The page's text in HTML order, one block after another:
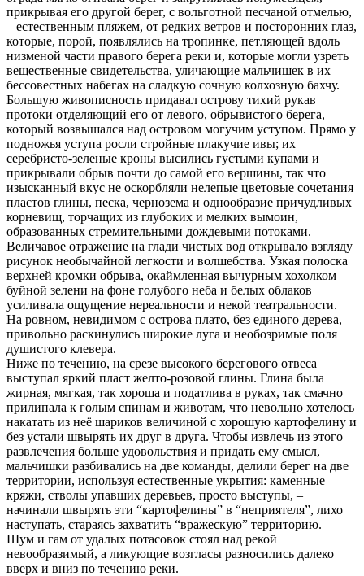
прикрывая его другой берег, с вольготной песчаной отмелью,
– естественным пляжем, от редких ветров и посторонних глаз,
которые, порой, появлялись на тропинке, петляющей вдоль
низменой части правого берега реки и, которые могли узреть
вещественные свидетельства, уличающие мальчишек в их
бессовестных набегах на сладкую сочную колхозную бахчу.
Большую живописность придавал острову тихий рукав
протоки отделяющий его от левого, обрывистого берега,
который возвышался над островом могучим уступом. Прямо у
подножья уступа росли стройные плакучие ивы; их
серебристо-зеленые кроны высились густыми купами и
прикрывали обрыв почти до самой его вершины, так что
изысканный вкус не оскорбляли нелепые цветовые сочетания
пластов глины, песка, чернозема и однообразие причудливых
корневищ, торчащих из глубоких и мелких вымоин,
образованных стремительными дождевыми потоками.
Величавое отражение на глади чистых вод открывало взгляду
рисунок необычайной легкости и волшебства. Узкая полоска
верхней кромки обрыва, окаймленная вычурным хохолком
буйной зелени на фоне голубого неба и белых облаков
усиливала ощущение нереальности и некой театральности.
На ровном, невидимом с острова плато, без единого дерева,
привольно раскинулись широкие луга и необозримые поля
душистого клевера.
Ниже по течению, на срезе высокого берегового отвеса
выступал яркий пласт желто-розовой глины. Глина была
жирная, мягкая, так хороша и податлива в руках, так смачно
прилипала к голым спинам и животам, что невольно хотелось
накатать из неё шариков величиной с хорошую картофелину и
без устали швырять их друг в друга. Чтобы извлечь из этого
развлечения больше удовольствия и придать ему смысл,
мальчишки разбивались на две команды, делили берег на две
территории, используя естественные укрытия: каменные
кряжи, стволы упавших деревьев, просто выступы, –
начинали швырять эти “картофелины” в “неприятеля”, лихо
наступать, стараясь захватить “вражескую” территорию.
Шум и гам от удалых потасовок стоял над рекой
невообразимый, а ликующие возгласы разносились далеко
вверх и вниз по течению реки.